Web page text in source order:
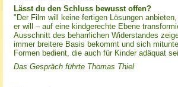
Lässt du den Schluss bewusst offen?
"Der Film will keine fertigen Lösungen
er will – auf eine kindgerechte Ebene
Ausschnitt des beharrlichen Widerstandes
immer breitere Basis bekommt und sich
Formen bedient, die auch für Kinder adäquat
Das Gespräch führte Thomas Thiel